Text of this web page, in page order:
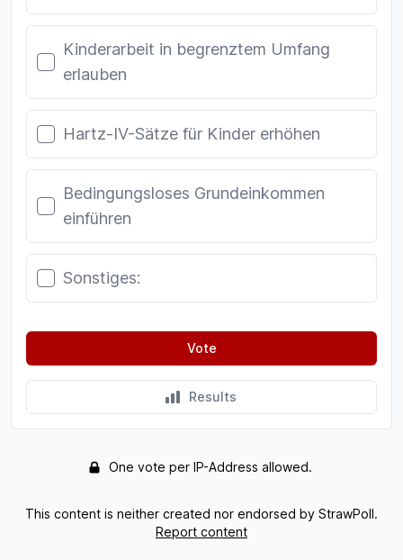
Kinderarbeit in begrenztem Umfang
erlauben
Hartz-IV-Sätze für Kinder erhöhen
Bedingungsloses Grundeinkommen
einführen
Sonstiges:
Vote
Results
One vote per IP-Address allowed.
This content is neither created nor endorsed by StrawPoll.
Report content